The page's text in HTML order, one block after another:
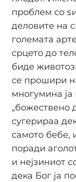
проблем со
деловите на
големата
срцето до
биде
се прошири
многумина ја
„божествено
сугерираа
самото бебе,
поради
и нејзиниот
дека Бог ја